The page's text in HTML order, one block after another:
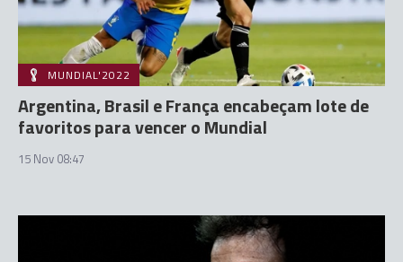
MUNDIAL'2022
Argentina, Brasil e França encabeçam lote de
favoritos para vencer o Mundial
15 Nov 08:47